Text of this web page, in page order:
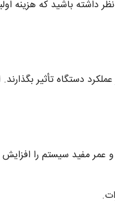
باشید که هزینه
دستگاه تأثیر
و عمر مفید سیستم را